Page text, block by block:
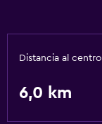
Wifi gratis
Distancia al centro
6,0 km